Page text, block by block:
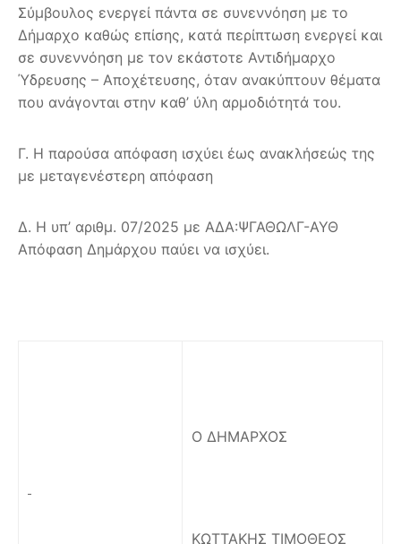
Σύμβουλος ενεργεί πάντα σε συνεννόηση με το
Δήμαρχο καθώς επίσης, κατά περίπτωση ενεργεί και
σε συνεννόηση με τον εκάστοτε Αντιδήμαρχο
Ύδρευσης – Αποχέτευσης, όταν ανακύπτουν θέματα
που ανάγονται στην καθ’ ύλη αρμοδιότητά του.
Γ. Η παρούσα απόφαση ισχύει έως ανακλήσεώς της
με μεταγενέστερη απόφαση
Δ. Η υπ’ αριθμ. 07/2025 με ΑΔΑ:ΨΓΑΘΩΛΓ-ΑΥΘ
Απόφαση Δημάρχου παύει να ισχύει.
Ο ΔΗΜΑΡΧΟΣ
ΚΩΤΤΑΚΗΣ ΤΙΜΟΘΕΟΣ